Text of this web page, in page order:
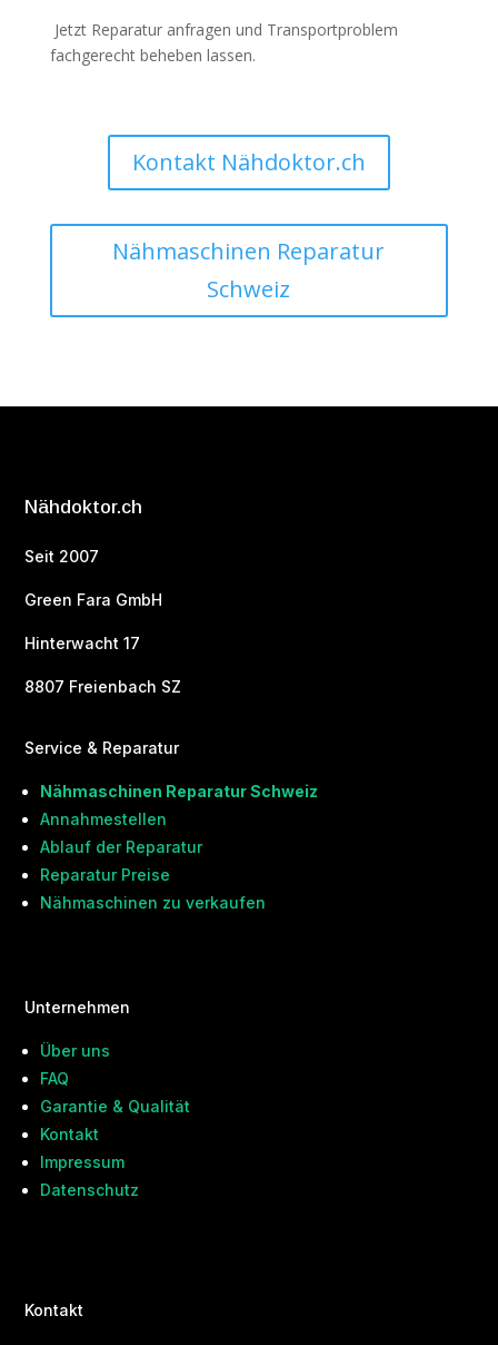
Jetzt Reparatur anfragen und Transportproblem
fachgerecht beheben lassen.
Kontakt Nähdoktor.ch
Nähmaschinen Reparatur
Schweiz
Nähdoktor.ch
Seit 2007
Green Fara GmbH
Hinterwacht 17
8807 Freienbach SZ
Service & Reparatur
Nähmaschinen Reparatur Schweiz
Annahmestellen
Ablauf der Reparatur
Reparatur Preise
Nähmaschinen zu verkaufen
Unternehmen
Über uns
FAQ
Garantie & Qualität
Kontakt
Impressum
Datenschutz
Kontakt